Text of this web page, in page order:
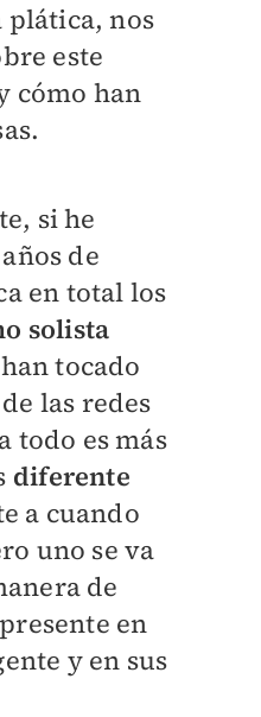
plática, nos
este
cómo han
si he
de
en total los
solista
tocado
las redes
todo es más
diferente
a cuando
uno se va
de
en
y en sus